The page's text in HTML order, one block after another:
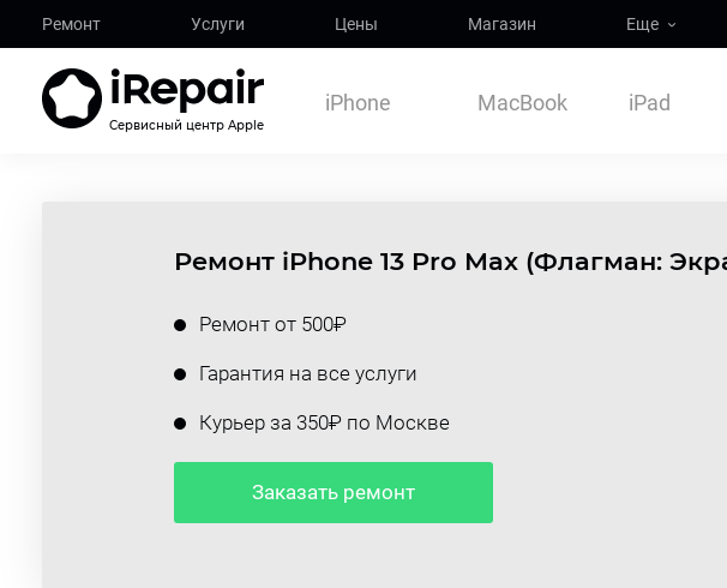
Ремонт Услуги Цены Магазин Еще
Сервисный центр Apple
iPhone MacBook iPad
Ремонт iPhone 13 Pro Max (Флагман:
Ремонт от 500₽
Гарантия на все услуги
Курьер за 350₽ по Москве
Заказать ремонт